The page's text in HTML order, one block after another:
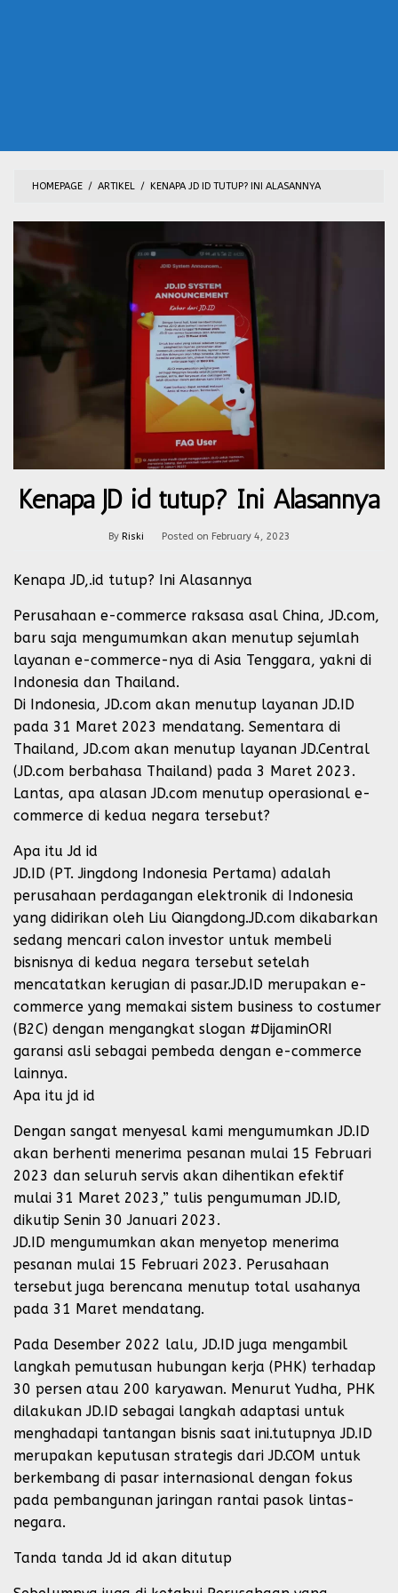
HOMEPAGE / ARTIKEL / KENAPA JD ID TUTUP? INI ALASANNYA
Kenapa JD id tutup? Ini Alasannya
By Riski Posted on February 4, 2023
Kenapa JD,.id tutup? Ini Alasannya
Perusahaan e-commerce raksasa asal China, JD.com,
baru saja mengumumkan akan menutup sejumlah
layanan e-commerce-nya di Asia Tenggara, yakni di
Indonesia dan Thailand.
Di Indonesia, JD.com akan menutup layanan JD.ID
pada 31 Maret 2023 mendatang. Sementara di
Thailand, JD.com akan menutup layanan JD.Central
(JD.com berbahasa Thailand) pada 3 Maret 2023.
Lantas, apa alasan JD.com menutup operasional e-
commerce di kedua negara tersebut?
Apa itu Jd id
JD.ID (PT. Jingdong Indonesia Pertama) adalah
perusahaan perdagangan elektronik di Indonesia
yang didirikan oleh Liu Qiangdong.JD.com dikabarkan
sedang mencari calon investor untuk membeli
bisnisnya di kedua negara tersebut setelah
mencatatkan kerugian di pasar.JD.ID merupakan e-
commerce yang memakai sistem business to costumer
(B2C) dengan mengangkat slogan #DijaminORI
garansi asli sebagai pembeda dengan e-commerce
lainnya.
Apa itu jd id
Dengan sangat menyesal kami mengumumkan JD.ID
akan berhenti menerima pesanan mulai 15 Februari
2023 dan seluruh servis akan dihentikan efektif
mulai 31 Maret 2023,” tulis pengumuman JD.ID,
dikutip Senin 30 Januari 2023.
JD.ID mengumumkan akan menyetop menerima
pesanan mulai 15 Februari 2023. Perusahaan
tersebut juga berencana menutup total usahanya
pada 31 Maret mendatang.
Pada Desember 2022 lalu, JD.ID juga mengambil
langkah pemutusan hubungan kerja (PHK) terhadap
30 persen atau 200 karyawan. Menurut Yudha, PHK
dilakukan JD.ID sebagai langkah adaptasi untuk
menghadapi tantangan bisnis saat ini.tutupnya JD.ID
merupakan keputusan strategis dari JD.COM untuk
berkembang di pasar internasional dengan fokus
pada pembangunan jaringan rantai pasok lintas-
negara.
Tanda tanda Jd id akan ditutup